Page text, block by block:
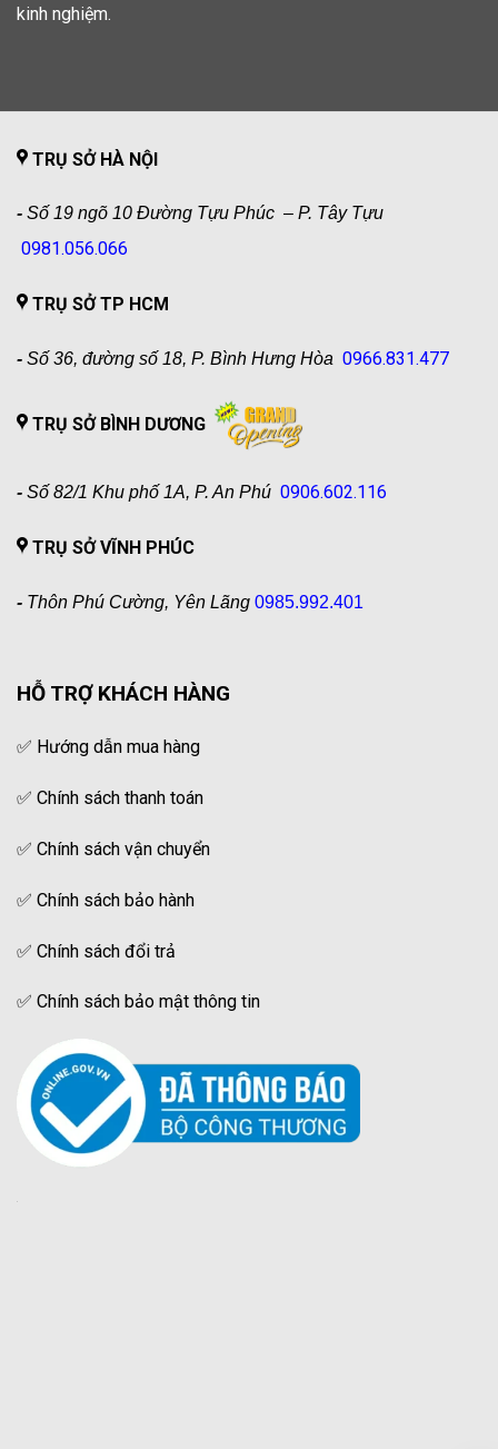
kinh nghiệm.
TRỤ SỞ HÀ NỘI
- Số 19 ngõ 10 Đường Tựu Phúc – P. Tây Tựu
0981.056.066
TRỤ SỞ TP HCM
- Số 36, đường số 18, P. Bình Hưng Hòa 0966.831.477
TRỤ SỞ BÌNH DƯƠNG
- Số 82/1 Khu phố 1A, P. An Phú 0906.602.116
TRỤ SỞ VĨNH PHÚC
- Thôn Phú Cường, Yên Lãng 0985.992.401
HỖ TRỢ KHÁCH HÀNG
✅ Hướng dẫn mua hàng
✅ Chính sách thanh toán
✅ Chính sách vận chuyển
✅ Chính sách bảo hành
✅ Chính sách đổi trả
✅ Chính sách bảo mật thông tin